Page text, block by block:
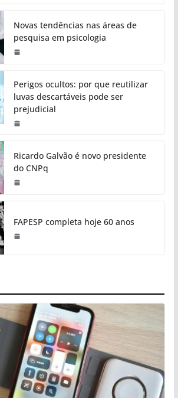
Novas tendências nas áreas de
pesquisa em psicologia
Perigos ocultos: por que reutilizar
luvas descartáveis pode ser
prejudicial
Ricardo Galvão é novo presidente
do CNPq
FAPESP completa hoje 60 anos